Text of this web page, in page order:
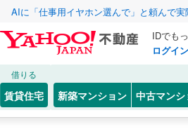
AIに「仕事用イヤホン選んで」と頼んで
IDでも
ログイン
借りる
賃貸住宅 新築マンション 中古マンシ